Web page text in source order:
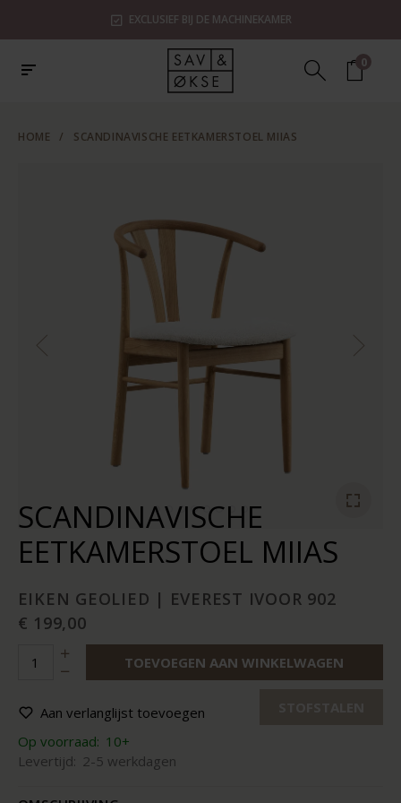
EXCLUSIEF BIJ DE MACHINEKAMER
0
HOME / SCANDINAVISCHE EETKAMERSTOEL MIIAS
SCANDINAVISCHE
EETKAMERSTOEL MIIAS
EIKEN GEOLIED | EVEREST IVOOR 902
€ 199,00
TOEVOEGEN AAN WINKELWAGEN
Aan verlanglijst toevoegen
Op voorraad: 10+
Levertijd: 2-5 werkdagen